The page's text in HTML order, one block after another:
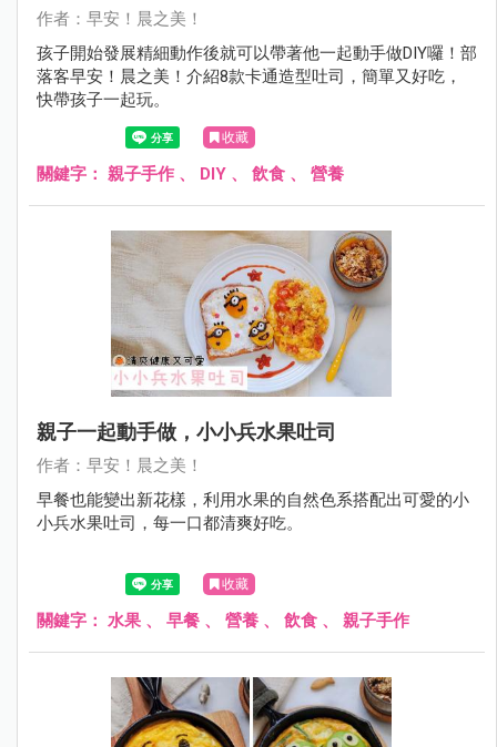
作者：早安！晨之美！
孩子開始發展精細動作後就可以帶著他一起動手做DIY囉！部
落客早安！晨之美！介紹8款卡通造型吐司，簡單又好吃，
快帶孩子一起玩。
收藏
關鍵字： 親子手作 、 DIY 、 飲食 、 營養
親子一起動手做，小小兵水果吐司
作者：早安！晨之美！
早餐也能變出新花樣，利用水果的自然色系搭配出可愛的小
小兵水果吐司，每一口都清爽好吃。
收藏
關鍵字： 水果 、 早餐 、 營養 、 飲食 、 親子手作